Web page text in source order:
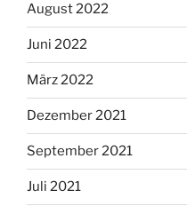
August 2022
Juni 2022
März 2022
Dezember 2021
September 2021
Juli 2021